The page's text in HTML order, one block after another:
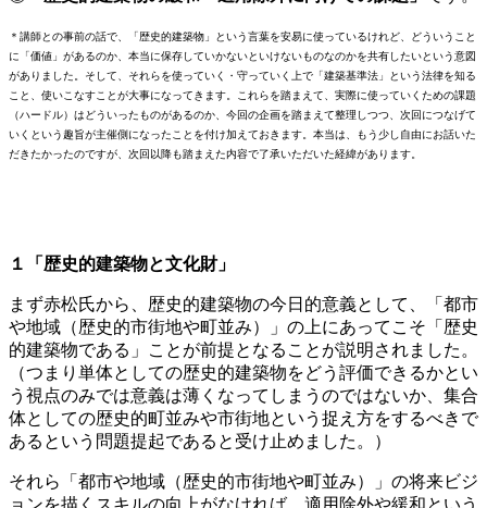
＊講師との事前の話で、「歴史的建築物」という言葉を安易に使っているけれど、どういうこと
に「価値」があるのか、本当に保存していかないといけないものなのかを共有したいという意図
がありました。そして、それらを使っていく・守っていく上で「建築基準法」という法律を知る
こと、使いこなすことが大事になってきます。これらを踏まえて、実際に使っていくための課題
（ハードル）はどういったものがあるのか、今回の企画を踏まえて整理しつつ、次回につなげて
いくという趣旨が主催側になったことを付け加えておきます。本当は、もう少し自由にお話いた
だきたかったのですが、次回以降も踏まえた内容で了承いただいた経緯があります。
１「歴史的建築物と文化財」
まず赤松氏から、歴史的建築物の今日的意義として、「都市
や地域（歴史的市街地や町並み）」の上にあってこそ「歴史
的建築物である」ことが前提となることが説明されました。
（つまり単体としての歴史的建築物をどう評価できるかとい
う視点のみでは意義は薄くなってしまうのではないか、集合
体としての歴史的町並みや市街地という捉え方をするべきで
あるという問題提起であると受け止めました。）
それら「都市や地域（歴史的市街地や町並み）」の将来ビジ